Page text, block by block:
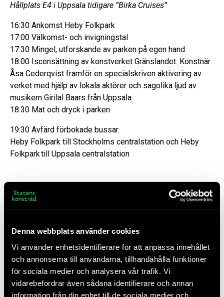
Denna webbplats använder cookies
Vi använder enhetsidentifierare för att anpassa innehållet
och annonserna till användarna, tillhandahålla funktioner
för sociala medier och analysera vår trafik. Vi
vidarebefordrar även sådana identifierare och annan
information från din enhet till de sociala medier och
Hållplats E4 i Uppsala tidigare ”Birka Cruises”
16:30 Ankomst Heby Folkpark
17:00 Välkomst- och invigningstal
17:30 Mingel, utforskande av parken på egen hand
18:00 Iscensättning av konstverket Gränslandet: Konstnär
Åsa Cederqvist framför en specialskriven aktivering av
verket med hjälp av lokala aktörer och sagolika ljud av
musikern Girilal Baars från Uppsala
18:30 Mat och dryck i parken
19:30 Avfärd förbokade bussar.
Heby Folkpark till Stockholms centralstation och Heby
Folkparktill Uppsala centralstation
Färdsätt
Förbokade bussar T.O.R. Avfärd 15:00 från
annonserad gate till Heby) och 15:30 från Uppsala
C (hållplats E4 tidigare ”Birka Cruises”), tåg eller
med egen bil(restid från Stockholm ca 1,5 timme,
från Uppsala ca 1 timme).